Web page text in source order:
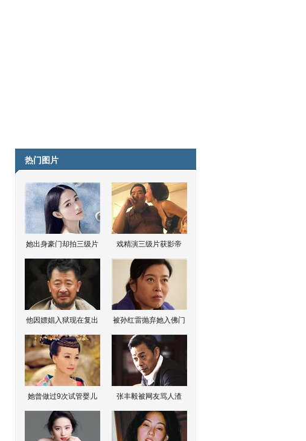
热门图片
她出身豪门却拍三级片 戏精演三级片获影帝
他因嫖娼入狱现在复出 被孙红雷抛弃她入佛门
她曾做过9次试管婴儿 张丰毅被网友骂人渣